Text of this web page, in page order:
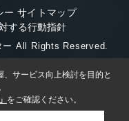
ー サイトマップ
する行動指針
ー All Rights Reserved.
サービス向上検討を目的と
をご確認ください。